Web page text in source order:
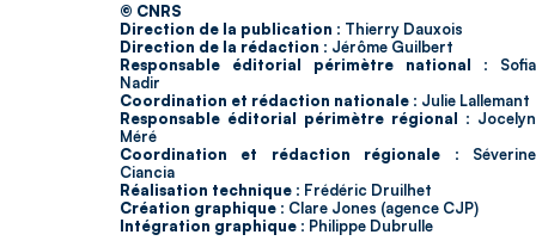
© CNRS
Direction de la publication : Thierry Dauxois
Direction de la rédaction : Jérôme Guilbert
Responsable éditorial périmètre national : Sofia
Nadir
Coordination et rédaction nationale : Julie Lallemant
Responsable éditorial périmètre régional : Jocelyn
Méré
Coordination et rédaction régionale : Séverine
Ciancia
Réalisation technique : Frédéric Druilhet
Création graphique : Clare Jones (agence CJP)
Intégration graphique : Philippe Dubrulle